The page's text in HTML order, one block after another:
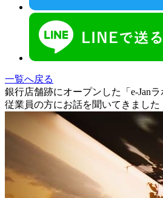
一覧へ戻る
銀行店舗跡にオープンした「e-Janラ
従業員の方にお話を聞いてきました